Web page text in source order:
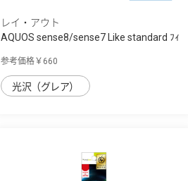
レイ・アウト
AQUOS sense8/sense7 Like standard ﾌｨ
参考価格￥660
光沢（グレア）